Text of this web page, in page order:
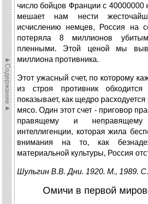
►Содержание►
число бойцов Франции с 40000000
мешает нам нести
исчислению немцев, Россия на
потеряла 8 миллионов
пленными. Этой ценой мы
миллиона противника.
Этот ужасный счет, по которому
из строя противник
показывает, как щедро
мясо. Один этот счет - приговор
правящему и
интеллигенции, которая жила
внимания на то, как
материальной культуры, Россия
Шульгин В.В. Дни. 1920. М., 1989.
Омичи в первой